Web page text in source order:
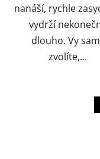
nanáší, rychle
vydrží
dlouho. Vy
zvolíte,...